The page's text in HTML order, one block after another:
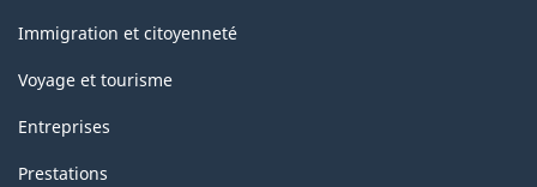
sujets
Immigration et citoyenneté
Voyage et tourisme
Entreprises
Prestations